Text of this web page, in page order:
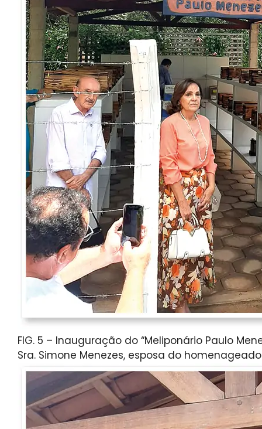
FIG. 5 – Inauguração do “Meliponário Paulo
Sra. Simone Menezes, esposa do